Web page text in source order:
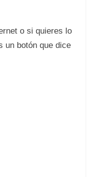
o si quieres lo
un botón que dice